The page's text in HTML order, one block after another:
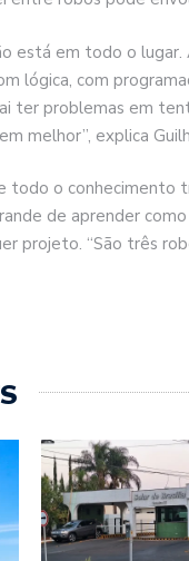
está em todo o
lógica, com
ter problemas em
melhor”, explica
todo o conhecimento
de aprender
projeto. “São três